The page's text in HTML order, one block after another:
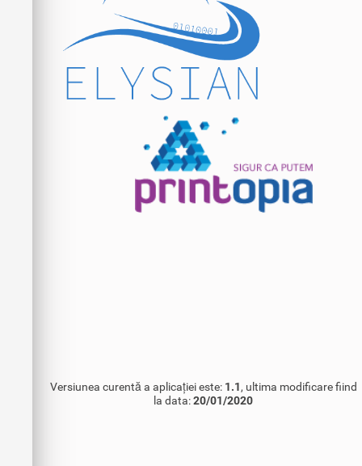
Versiunea curentă a aplicației este: 1.1, ultima modificare fiind
la data:20/01/2020